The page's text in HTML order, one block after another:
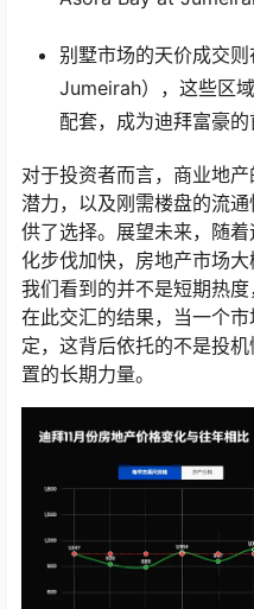
别墅市场的天价成交
Jumeirah），这些区
配套，成为迪拜富豪的
对于投资者而言，商业地
潜力，以及刚需楼盘的流
供了选择。展望未来，随
化步伐加快，房地产市场大
我们看到的并不是短期热
在此交汇的结果，当一个
定，这背后依托的不是投
置的长期力量。